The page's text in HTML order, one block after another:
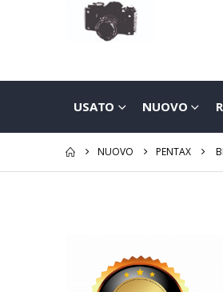
USATO NUOVO
NUOVO PENTAX